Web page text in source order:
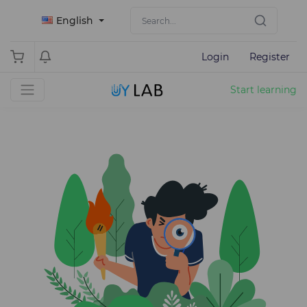
English
Login Register
Start learning